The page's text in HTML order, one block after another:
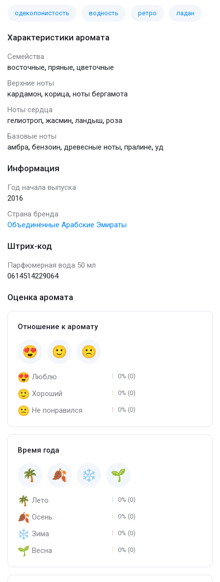
одеколонистость водность ретро ладан
Характеристики аромата
Семейства
восточные, пряные, цветочные
Верхние ноты
кардамон, корица, ноты бергамота
Ноты сердца
гелиотроп, жасмин, ландыш, роза
Базовые ноты
амбра, бензоин, древесные ноты, пралине, уд
Информация
Год начала выпуска
2016
Страна бренда
Объединённые Арабские Эмираты
Штрих-код
Парфюмерная вода 50 мл
0614514229064
Оценка аромата
Отношение к аромату
Люблю 0% (0)
Хороший 0% (0)
Не понравился 0% (0)
Время года
Лето 0% (0)
Осень 0% (0)
Зима 0% (0)
Весна 0% (0)